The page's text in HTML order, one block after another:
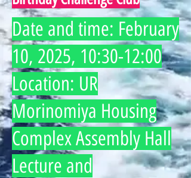
Date and time: February
10, 2025, 10:30-12:00
Location: UR
Morinomiya Housing
Complex Assembly Hall
Lecture and